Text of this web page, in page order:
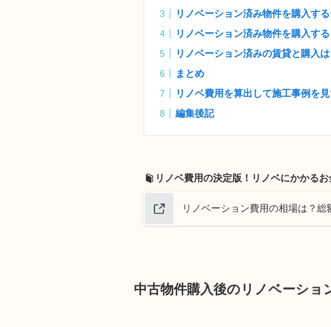
リノベーション済み物件を購入す
リノベーション済み物件を購入す
リノベーション済みの賃貸と購入
まとめ
リノベ費用を算出して施工事例を
編集後記
リノベ費用の決定版！リノベにかかる
リノベーション費用の相場は？
中古物件購入後のリノベーシ